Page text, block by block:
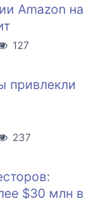
Amazon на
127
привлекли
237
$30 млн в